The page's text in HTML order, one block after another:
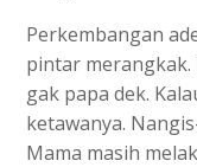
Perkembangan
pintar merangkak.
gak papa dek.
ketawanya.
Mama masih